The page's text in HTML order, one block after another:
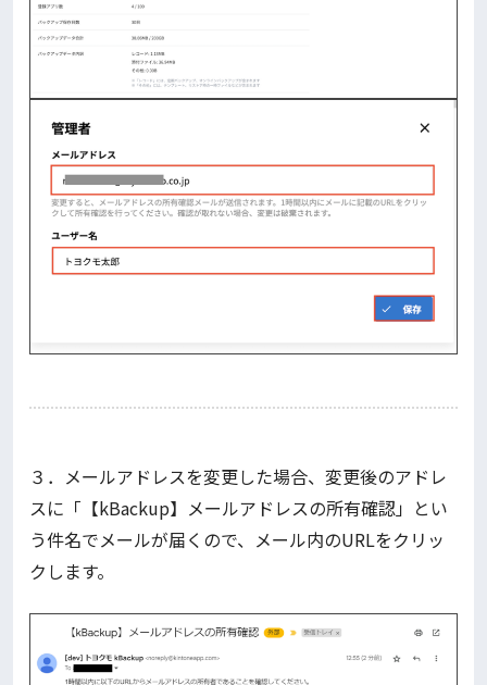
３．メールアドレスを変更した場合、変更後のアドレ
スに「【kBackup】メールアドレスの所有確認」とい
う件名でメールが届くので、メール内のURLをクリッ
クします。